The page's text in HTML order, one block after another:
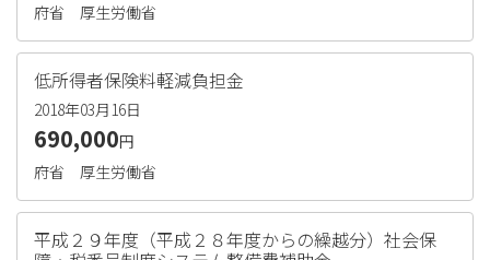
府省
厚生労働省
低所得者保険料軽減負担金
2018年03月16日
690,000円
府省
厚生労働省
平成２９年度（平成２８年度からの繰越分）社会保